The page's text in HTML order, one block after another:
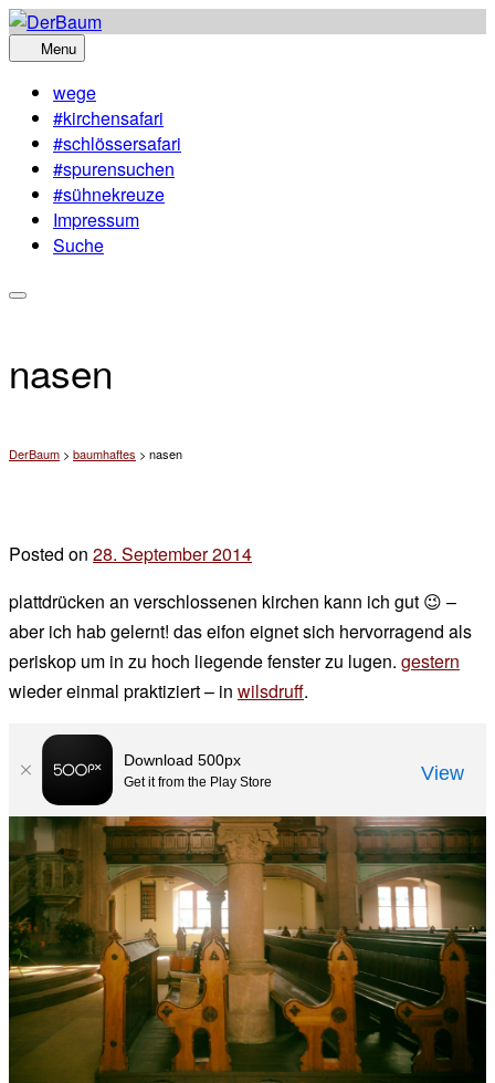
Skip
to
Menu
wege
#kirchensafari
#schlössersafari
#spurensuchen
#sühnekreuze
Impressum
Suche
nasen
DerBaum > baumhaftes > nasen
Posted on 28. September 2014
chef
plattdrücken an verschlossenen kirchen kann ich gut 😉 –
aber ich hab gelernt! das eifon eignet sich hervorragend als
periskop um in zu hoch liegende fenster zu lugen. gestern
wieder einmal praktiziert – in wilsdruff.